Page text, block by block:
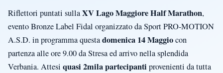
Riflettori puntati sullaXV Lago Maggiore Half Marathon,
evento Bronze Label Fidal organizzato da Sport PRO-MOTION
A.S.D. in programma questadomenica 14 Maggiocon
partenza alle ore 9.00 da Stresa ed arrivo nella splendida
Verbania. Attesi quasi 2mila partecipanti provenienti da tutta